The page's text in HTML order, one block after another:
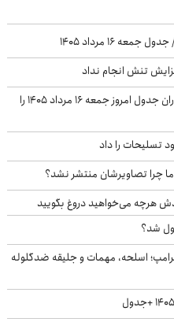
۱۶ مرداد ۱۴۰۵
تنش انجام نداد
تغییرات شدید محصولات سایپا/ خریداران جدول امروز جمعه ۱۶ مرداد ۱۴۰۵ را
تسلیحات را داد
چرا تصاویرشان منتشر نشد؟
هرچه می‌خواهید دروغ بگویید
شد؟
اسلحه، مهمات و جلیقه ضدگلوله